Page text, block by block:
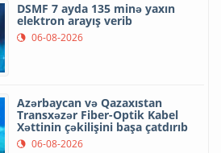
DSMF 7 ayda 135 minə yaxın
elektron arayış verib
06-08-2026
Azərbaycan və Qazaxıstan
Transxəzər Fiber-Optik Kabel
Xəttinin çəkilişini başa çatdırıb
06-08-2026